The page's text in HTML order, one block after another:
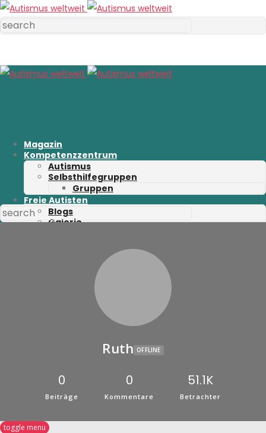
Magazin
Kompetenzzentrum
Autismus
Selbsthilfegruppen
Gruppen
Freie Autisten
Blogs
Galerie
Warenkorb
Versand & Lieferung
Ruth OFFLINE
0
Beiträge
0
Kommentare
51.1K
Betrachter
toggle menu